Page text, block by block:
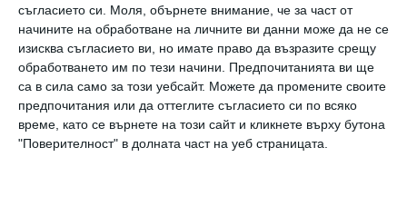
съгласието си. Моля, обърнете внимание, че за част от
начините на обработване на личните ви данни може да не се
изисква съгласието ви, но имате право да възразите срещу
обработването им по тези начини. Предпочитанията ви ще
са в сила само за този уебсайт. Можете да промените своите
предпочитания или да оттеглите съгласието си по всяко
време, като се върнете на този сайт и кликнете върху бутона
"Поверителност" в долната част на уеб страницата.